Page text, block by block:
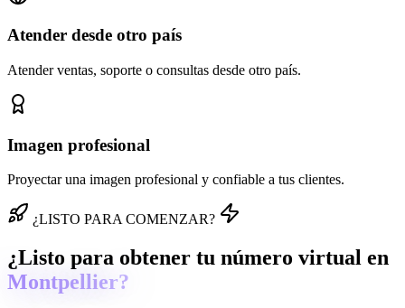
Atender desde otro país
Atender ventas, soporte o consultas desde otro país.
Imagen profesional
Proyectar una imagen profesional y confiable a tus clientes.
¿LISTO PARA COMENZAR?
¿Listo para obtener tu número virtual en
Montpellier?